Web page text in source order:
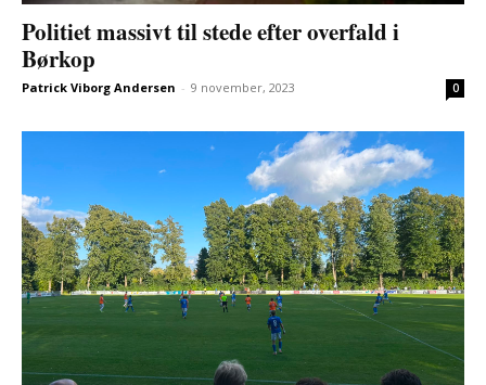
Politiet massivt til stede efter overfald i
Børkop
Patrick Viborg Andersen - 9 november, 2023 0